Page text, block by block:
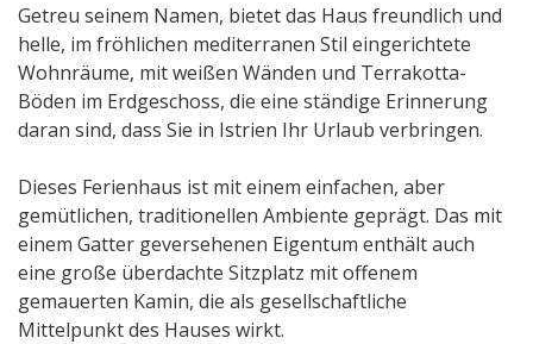
Getreu seinem Namen, bietet das Haus freundlich und
helle, im fröhlichen mediterranen Stil eingerichtete
Wohnräume, mit weißen Wänden und Terrakotta-
Böden im Erdgeschoss, die eine ständige Erinnerung
daran sind, dass Sie in Istrien Ihr Urlaub verbringen.
Dieses Ferienhaus ist mit einem einfachen, aber
gemütlichen, traditionellen Ambiente geprägt. Das mit
einem Gatter geversehenen Eigentum enthält auch
eine große überdachte Sitzplatz mit offenem
gemauerten Kamin, die als gesellschaftliche
Mittelpunkt des Hauses wirkt.